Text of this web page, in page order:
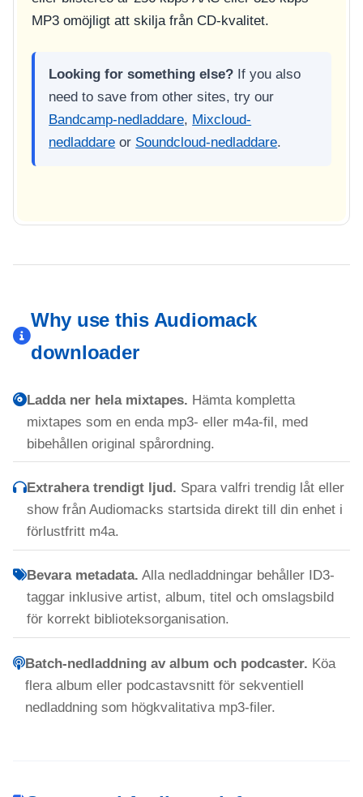
MP3 omöjligt att skilja från CD-kvalitet.
Looking for something else? If you also
need to save from other sites, try our
Bandcamp-nedladdare, Mixcloud-
nedladdare or Soundcloud-nedladdare.
Why use this Audiomack
downloader
Ladda ner hela mixtapes. Hämta kompletta
mixtapes som en enda mp3- eller m4a-fil, med
bibehållen original spårordning.
Extrahera trendigt ljud. Spara valfri trendig låt eller
show från Audiomacks startsida direkt till din enhet i
förlustfritt m4a.
Bevara metadata. Alla nedladdningar behåller ID3-
taggar inklusive artist, album, titel och omslagsbild
för korrekt biblioteksorganisation.
Batch-nedladdning av album och podcaster. Köa
flera album eller podcastavsnitt för sekventiell
nedladdning som högkvalitativa mp3-filer.